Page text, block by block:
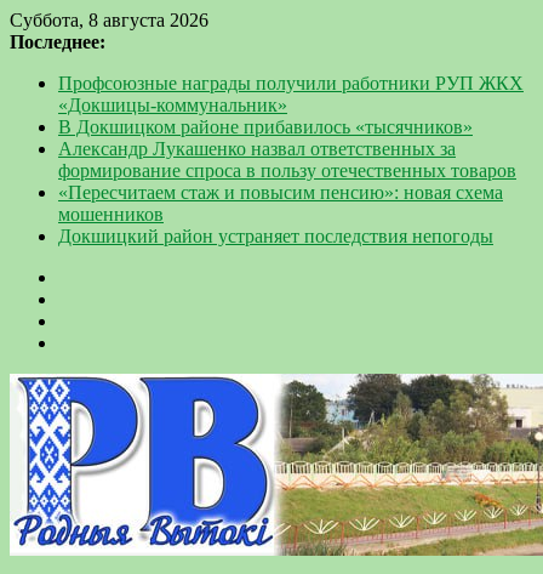
Суббота, 8 августа 2026
Последнее:
Профсоюзные награды получили работники РУП ЖКХ
«Докшицы-коммунальник»
В Докшицком районе прибавилось «тысячников»
Александр Лукашенко назвал ответственных за
формирование спроса в пользу отечественных товаров
«Пересчитаем стаж и повысим пенсию»: новая схема
мошенников
Докшицкий район устраняет последствия непогоды